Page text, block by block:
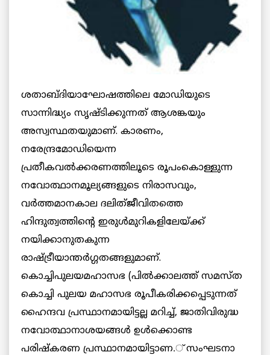
ശതാബ്ദിയാഘോഷത്തിലെ മോഡിയുടെ
സാന്നിദ്ധ്യം സൃഷ്ടിക്കുന്നത് ആശങ്കയും
അസ്വസ്ഥതയുമാണ്. കാരണം,
നരേന്ദ്രമോഡിയെന്ന
പ്രതീകവല്‍ക്കരണത്തിലൂടെ രൂപംകൊള്ളുന്ന
നവോത്ഥാനമൂല്യങ്ങളുടെ നിരാസവും,
വര്‍ത്തമാനകാല ദലിത്ജീവിതത്തെ
ഹിന്ദുത്വത്തിന്റെ ഇരുള്‍മുറികളിലേയ്ക്ക്
നയിക്കാനുതകുന്ന
രാഷ്ട്രീയാന്തര്‍ഗ്ഗതങ്ങളുമാണ്.
കൊച്ചിപുലയമഹാസഭ (പില്‍ക്കാലത്ത് സമസ്ത
കൊച്ചി പുലയ മഹാസഭ രൂപീകരിക്കപ്പെടുന്നത്
ഹൈന്ദവ പ്രസ്ഥാനമായിട്ടല്ല മറിച്ച്, ജാതിവിരുദ്ധ
നവോത്ഥാനാശയങ്ങള്‍ ഉള്‍ക്കൊണ്ട
പരിഷ്‌കരണ പ്രസ്ഥാനമായിട്ടാണ.് സംഘടനാ